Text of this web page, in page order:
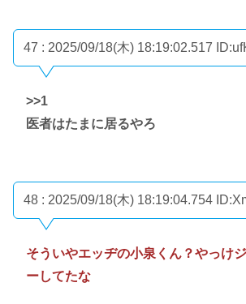
47 : 2025/09/18(木) 18:19:02.517
>>1
医者はたまに居るやろ
48 : 2025/09/18(木) 18:19:04.754
そういやエッヂの小泉くん？やっけ
ーしてたな